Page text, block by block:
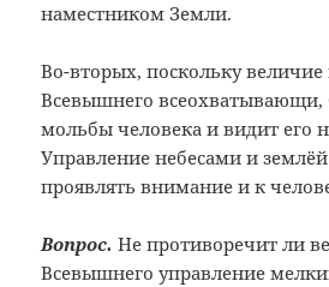
наместником Земли.
Во-вторых, поскольку
Всевышнего
мольбы человека и видит его
Управление небесами и
проявлять внимание и к
Вопрос. Не противоречит ли
Всевышнего управление